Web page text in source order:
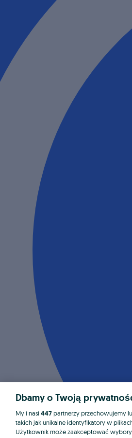
Dbamy o Twoją
My i nasi 447partnerzy przechowujemy
takich jak unikalne identyfikatory w
Użytkownik może zaakceptować